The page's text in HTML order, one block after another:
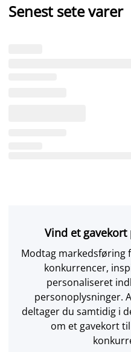
Senest sete varer
Vind et gavekort
Modtag markedsføring
konkurrencer,
personaliseret
personoplysninger.
deltager du samtidig i
om et gavekort til